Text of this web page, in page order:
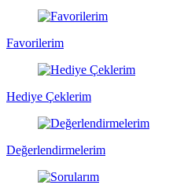
Favorilerim
Hediye Çeklerim
Değerlendirmelerim